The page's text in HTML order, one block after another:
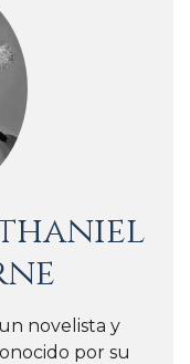
novelista y
por su